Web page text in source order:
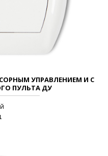
УПРАВЛЕНИЕМ И С
ПУЛЬТА ДУ